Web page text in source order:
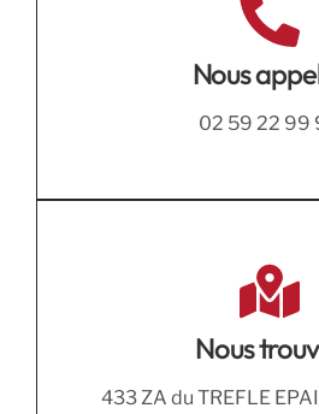
Nous
02 59 22 99
Nous
433 ZA du TREFLE